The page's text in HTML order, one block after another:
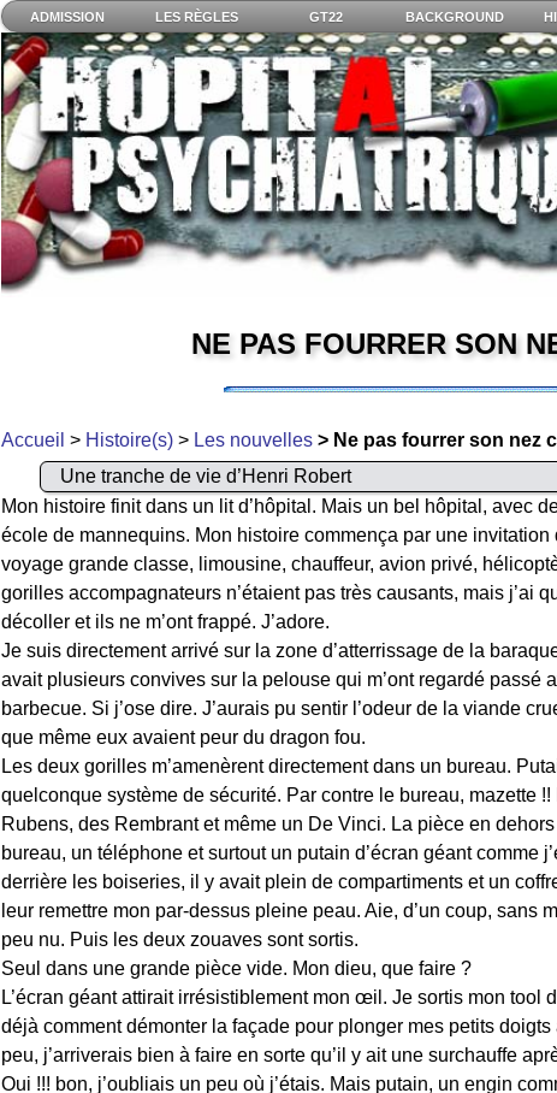
NE PAS FOURRER SON
Accueil > Histoire(s) > Les nouvelles > Ne pas fourrer son nez
Une tranche de vie d’Henri Robert
Mon histoire finit dans un lit d’hôpital. Mais un bel hôpital, avec
école de mannequins. Mon histoire commença par une
voyage grande classe, limousine, chauffeur, avion privé,
gorilles accompagnateurs n’étaient pas très causants, mais j’ai
décoller et ils ne m’ont frappé. J’adore.
Je suis directement arrivé sur la zone d’atterrissage de la
avait plusieurs convives sur la pelouse qui m’ont regardé passé
barbecue. Si j’ose dire. J’aurais pu sentir l’odeur de la viande
que même eux avaient peur du dragon fou.
Les deux gorilles m’amenèrent directement dans un bureau.
quelconque système de sécurité. Par contre le bureau, mazette
Rubens, des Rembrant et même un De Vinci. La pièce en
bureau, un téléphone et surtout un putain d’écran géant comme
derrière les boiseries, il y avait plein de compartiments et un
leur remettre mon par-dessus pleine peau. Aie, d’un coup, sans
peu nu. Puis les deux zouaves sont sortis.
Seul dans une grande pièce vide. Mon dieu, que faire ?
L’écran géant attirait irrésistiblement mon œil. Je sortis mon tool
déjà comment démonter la façade pour plonger mes petits
peu, j’arriverais bien à faire en sorte qu’il y ait une surchauffe
Oui !!! bon, j’oubliais un peu où j’étais. Mais putain, un engin
ADMISSION LES RÈGLES GT22 BACKGROUND